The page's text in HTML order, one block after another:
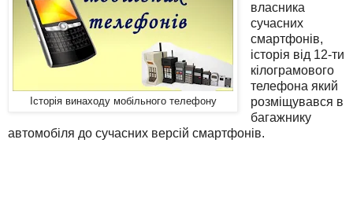
Історія винаходу мобільного телефону
власника
сучасних
смартфонів,
історія від 12-ти
кілограмового
телефона який
розміщувався в
багажнику
автомобіля до сучасних версій смартфонів.